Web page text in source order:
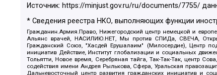
Источник: https://minjust.gov.ru/ru/documents/7755/
* Сведения реестра НКО, выполняющих функции
Гражданин.Армия.Право, Нижегородский центр немецкой и
Альянс врачей, НАСИЛИЮ.НЕТ, Мы против СПИДа, СВЕЧА,
Гражданский Союз, "Хасдей Ерушалаим" (Милосердие), Центр
инициатив Действие, Институт глобализации и социальных
Тольятти, Новое время, Серебряная тайга, Так-Так-Так, центр
содействия имени Андрея Рылькова, Сфера, Уральская
Дальневосточный центр развития гражданских инициатив и